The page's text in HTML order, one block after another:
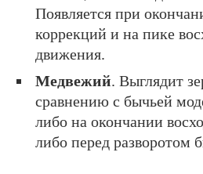
Появляется при
коррекций и на пике
движения.
Медвежий. Выглядит
сравнению с бычьей
либо на окончании
либо перед разворотом